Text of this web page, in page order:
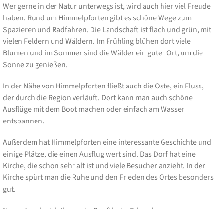
Wer gerne in der Natur unterwegs ist, wird auch hier viel Freude
haben. Rund um Himmelpforten gibt es schöne Wege zum
Spazieren und Radfahren. Die Landschaft ist flach und grün, mit
vielen Feldern und Wäldern. Im Frühling blühen dort viele
Blumen und im Sommer sind die Wälder ein guter Ort, um die
Sonne zu genießen.
In der Nähe von Himmelpforten fließt auch die Oste, ein Fluss,
der durch die Region verläuft. Dort kann man auch schöne
Ausflüge mit dem Boot machen oder einfach am Wasser
entspannen.
Außerdem hat Himmelpforten eine interessante Geschichte und
einige Plätze, die einen Ausflug wert sind. Das Dorf hat eine
Kirche, die schon sehr alt ist und viele Besucher anzieht. In der
Kirche spürt man die Ruhe und den Frieden des Ortes besonders
gut.